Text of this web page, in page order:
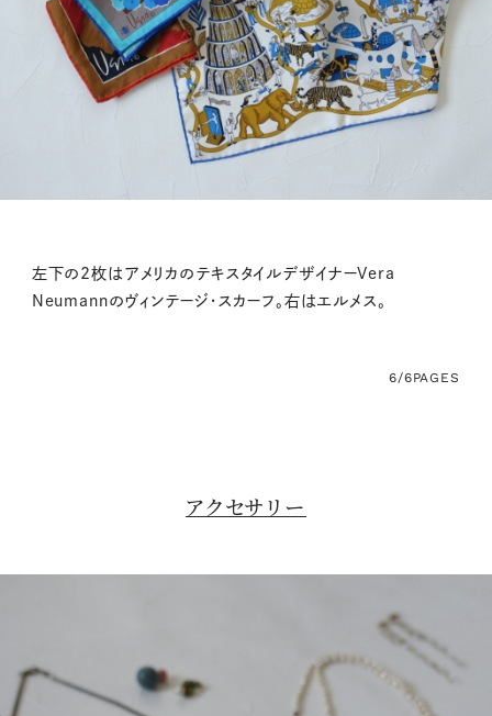
左下の2枚はアメリカのテキスタイルデザイナーVera
Neumannのヴィンテージ・スカーフ。右はエルメス。
6/6PAGES
アクセサリー